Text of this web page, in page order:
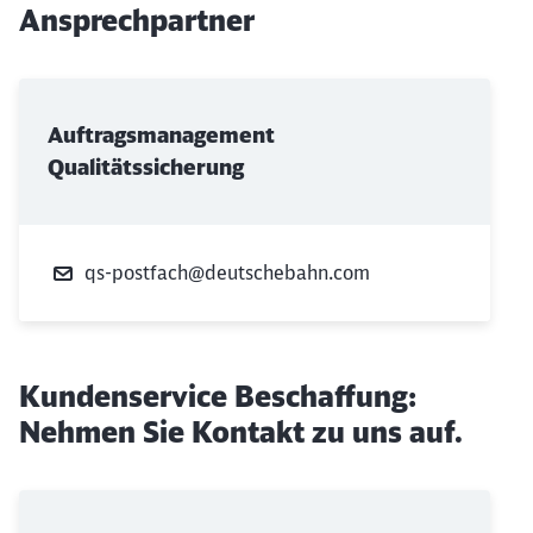
Ansprechpartner
Auftragsmanagement
Qualitätssicherung
qs-postfach@deutschebahn.com
Kundenservice Beschaffung:
Nehmen Sie Kontakt zu uns auf.